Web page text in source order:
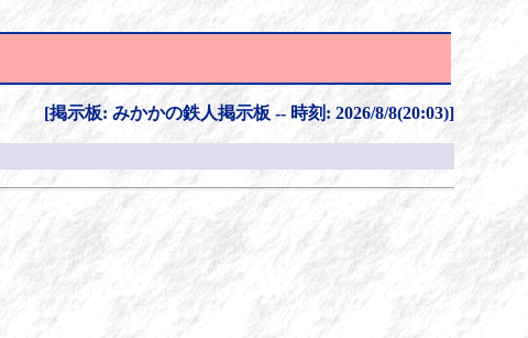
[掲示板: みかかの鉄人掲示板 -- 時刻: 2026/8/8(20:03)]